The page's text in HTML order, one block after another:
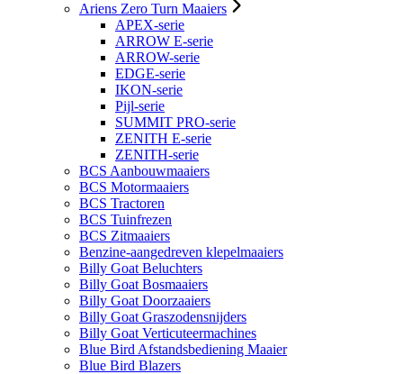
Ariens Zero Turn Maaiers
APEX-serie
ARROW E-serie
ARROW-serie
EDGE-serie
IKON-serie
Pijl-serie
SUMMIT PRO-serie
ZENITH E-serie
ZENITH-serie
BCS Aanbouwmaaiers
BCS Motormaaiers
BCS Tractoren
BCS Tuinfrezen
BCS Zitmaaiers
Benzine-aangedreven klepelmaaiers
Billy Goat Beluchters
Billy Goat Bosmaaiers
Billy Goat Doorzaaiers
Billy Goat Graszodensnijders
Billy Goat Verticuteermachines
Blue Bird Afstandsbediening Maaier
Blue Bird Blazers